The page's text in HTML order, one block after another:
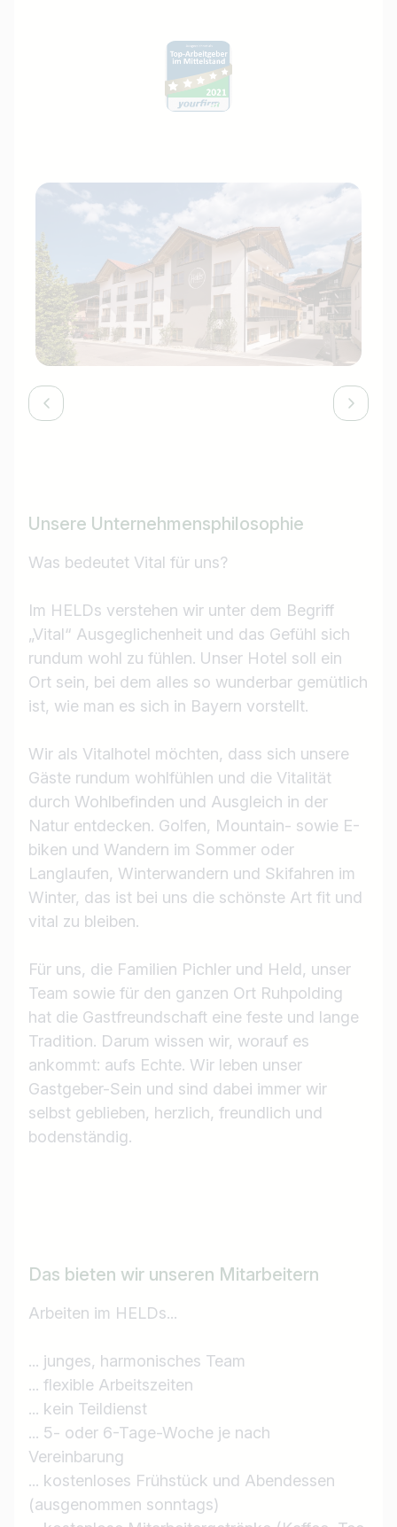
Unsere Unternehmensphilosophie
Was bedeutet Vital für uns?
Im HELDs verstehen wir unter dem Begriff
„Vital“ Ausgeglichenheit und das Gefühl sich
rundum wohl zu fühlen. Unser Hotel soll ein
Ort sein, bei dem alles so wunderbar gemütlich
ist, wie man es sich in Bayern vorstellt.
Wir als Vitalhotel möchten, dass sich unsere
Gäste rundum wohlfühlen und die Vitalität
durch Wohlbefinden und Ausgleich in der
Natur entdecken. Golfen, Mountain- sowie E-
biken und Wandern im Sommer oder
Langlaufen, Winterwandern und Skifahren im
Winter, das ist bei uns die schönste Art fit und
vital zu bleiben.
Für uns, die Familien Pichler und Held, unser
Team sowie für den ganzen Ort Ruhpolding
hat die Gastfreundschaft eine feste und lange
Tradition. Darum wissen wir, worauf es
ankommt: aufs Echte. Wir leben unser
Gastgeber-Sein und sind dabei immer wir
selbst geblieben, herzlich, freundlich und
bodenständig.
Das bieten wir unseren Mitarbeitern
Arbeiten im HELDs...
... junges, harmonisches Team
... flexible Arbeitszeiten
... kein Teildienst
... 5- oder 6-Tage-Woche je nach
Vereinbarung
... kostenloses Frühstück und Abendessen
(ausgenommen sonntags)
Ich suche nach …
Jobtitel
z.B. Österreich
Land / Bundesland